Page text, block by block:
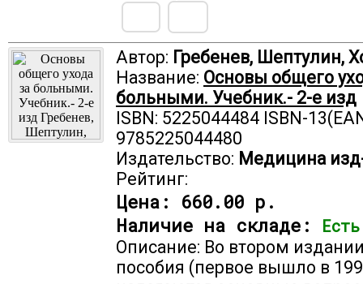
Автор: Гребенев, Шептулин,
Название: Основы общего
больными. Учебник.- 2-е изд
ISBN: 5225044484 ISBN-
9785225044480
Издательство: Медицина
Рейтинг:
Цена: 660.00 р.
Наличие на складе:
Есть
Описание: Во втором
пособия (первое вышло в